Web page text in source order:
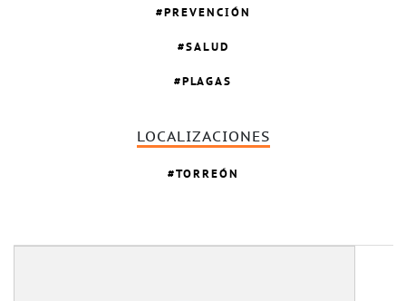
PREVENCIÓN
SALUD
PLAGAS
LOCALIZACIONES
TORREÓN